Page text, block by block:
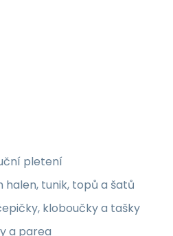
pletení
tunik, topů a šatů
kloboučky a tašky
a parea